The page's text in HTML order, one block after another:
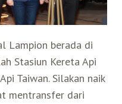
Lampion berada di
Stasiun Kereta Api
Taiwan. Silakan naik
mentransfer dari